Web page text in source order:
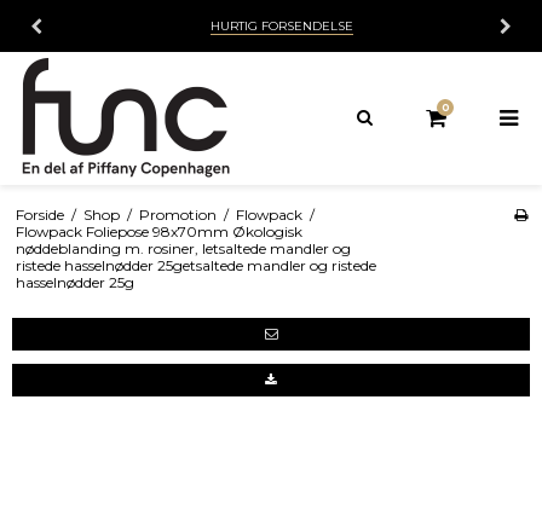
HURTIG FORSENDELSE
0
Forside / Shop / Promotion / Flowpack /
Flowpack Foliepose 98x70mm Økologisk
nøddeblanding m. rosiner, letsaltede mandler og
ristede hasselnødder 25getsaltede mandler og ristede
hasselnødder 25g